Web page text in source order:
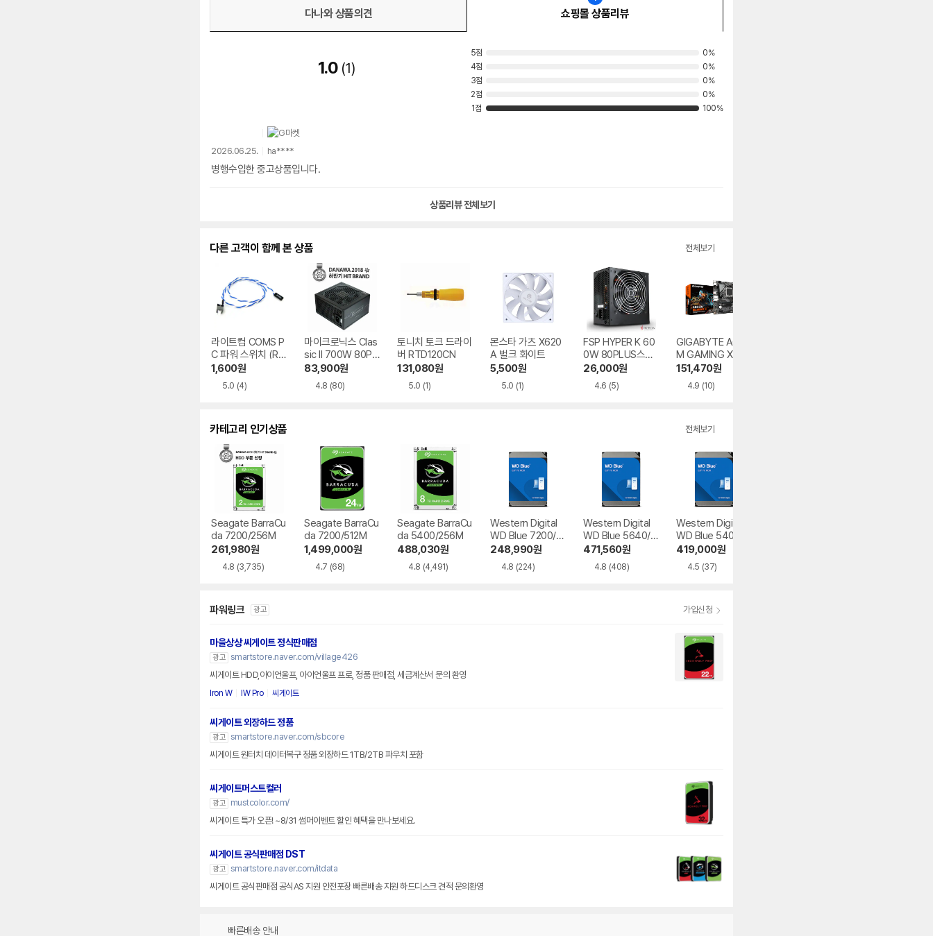
다나와 상품의견 쇼핑몰 상품리뷰
1.0 1
5점
0%
4점
0%
3점
0%
2점
0%
1점
100%
2026.06.25. ha****
병행수입한 중고상품입니다.
상품리뷰 전체보기
다른 고객이 함께 본 상품 전체보기
라이트컴 COMS P
C 파워 스위치 (RE
SET겸용) P9234,
0.5m
1,600원
5.0 (4)
마이크로닉스 Clas
sic II 700W 80PL
US 230V EU
83,900원
4.8 (80)
토니치 토크 드라이
버 RTD120CN
131,080원
5.0 (1)
몬스타 가츠 X620
A 벌크 화이트
5,500원
5.0 (1)
FSP HYPER K 60
0W 80PLUS스탠
다드 230V EU (중
26,000원
4.6 (5)
GIGABYTE A620
M GAMING X 제이
씨현
151,470원
4.9 (10)
카테고리 인기상품 전체보기
Seagate BarraCu
da 7200/256M
261,980원
4.8 (3,735)
Seagate BarraCu
da 7200/512M
1,499,000원
4.7 (68)
Seagate BarraCu
da 5400/256M
488,030원
4.8 (4,491)
Western Digital
WD Blue 7200/2
56M
248,990원
4.8 (224)
Western Digital
WD Blue 5640/2
56M
471,560원
4.8 (408)
Western Digital
WD Blue 5400/2
56M
419,000원
4.5 (37)
파워링크 광고 가입신청
마을상상 씨게이트 정식판매점
광고 smartstore.naver.com/village426
씨게이트 HDD,아이언울프, 아이언울프 프로, 정품 판매점, 세금계산서 문의 환영
Iron W IW Pro 씨게이트
씨게이트 외장하드 정품
광고 smartstore.naver.com/sbcore
씨게이트 원터치 데이터복구 정품 외장하드 1TB/2TB 파우치 포함
씨게이트머스트컬러
광고
mustcolor.com/
씨게이트 특가 오픈! ~8/31 썸머이벤트 할인 혜택을 만나보세요.
씨게이트 공식판매점 DST
광고 smartstore.naver.com/itdata
씨게이트 공식판매점 공식AS 지원 안전포장 빠른배송 지원 하드디스크 견적 문의환영
빠른배송 안내